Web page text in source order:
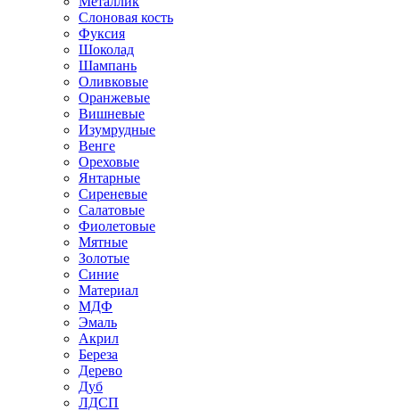
Слоновая кость
Фуксия
Шоколад
Шампань
Оливковые
Оранжевые
Вишневые
Изумрудные
Венге
Ореховые
Янтарные
Сиреневые
Салатовые
Фиолетовые
Мятные
Золотые
Синие
Материал
МДФ
Эмаль
Акрил
Береза
Дерево
Дуб
ЛДСП